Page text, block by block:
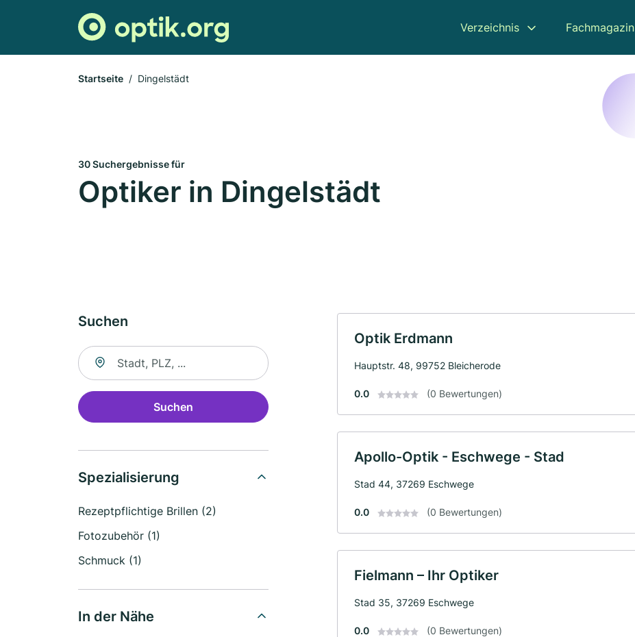
Verzeichnis Fachmagazin
Startseite Dingelstädt
30 Suchergebnisse für
Optiker in Dingelstädt
Suchen
Suche nach Ort
Suchen
Spezialisierung
Rezeptpflichtige Brillen (2)
Fotozubehör (1)
Schmuck (1)
In der Nähe
Optik Erdmann
Hauptstr. 48, 99752 Bleicherode
0.0 (0 Bewertungen)
Apollo-Optik - Eschwege - Stad
Stad 44, 37269 Eschwege
0.0 (0 Bewertungen)
Fielmann – Ihr Optiker
Stad 35, 37269 Eschwege
0.0 (0 Bewertungen)